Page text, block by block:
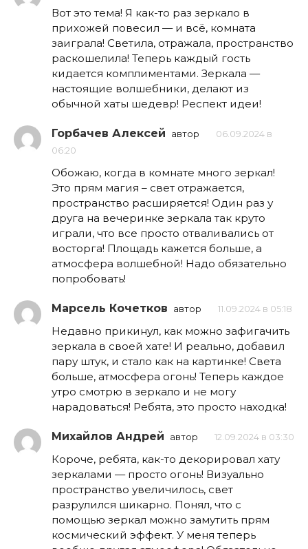
Вот это тема! Я как-то раз зеркало в
прихожей повесил — и всё, комната
заиграла! Светила, отражала, пространство
раскошелила! Теперь каждый гость
кидается комплиментами. Зеркала —
настоящие волшебники, делают из
обычной хаты шедевр! Респект идеи!
Горбачев Алексей автор
06.09.2024 в
06:20
Обожаю, когда в комнате много зеркал!
Это прям магия – свет отражается,
пространство расширяется! Один раз у
друга на вечеринке зеркала так круто
играли, что все просто отваливались от
восторга! Площадь кажется больше, а
атмосфера волшебной! Надо обязательно
попробовать!
Марсель Кочетков автор 11.09.2024 в 05:18
Недавно прикинул, как можно зафигачить
зеркала в своей хате! И реально, добавил
пару штук, и стало как на картинке! Света
больше, атмосфера огонь! Теперь каждое
утро смотрю в зеркало и не могу
нарадоваться! Ребята, это просто находка!
Михайлов Андрей автор 12.09.2024 в 03:30
Короче, ребята, как-то декорировал хату
зеркалами — просто огонь! Визуально
пространство увеличилось, свет
разрулился шикарно. Понял, что с
помощью зеркал можно замутить прям
космический эффект. У меня теперь